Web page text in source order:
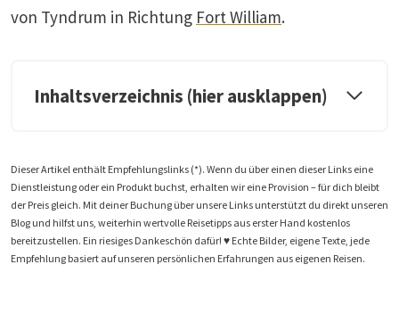
von Tyndrum in Richtung Fort William.
Inhaltsverzeichnis (hier ausklappen)
Dieser Artikel enthält Empfehlungslinks (*). Wenn du über einen dieser Links eine
Dienstleistung oder ein Produkt buchst, erhalten wir eine Provision – für dich bleibt
der Preis gleich. Mit deiner Buchung über unsere Links unterstützt du direkt unseren
Blog und hilfst uns, weiterhin wertvolle Reisetipps aus erster Hand kostenlos
bereitzustellen. Ein riesiges Dankeschön dafür! ♥️ Echte Bilder, eigene Texte, jede
Empfehlung basiert auf unseren persönlichen Erfahrungen aus eigenen Reisen.